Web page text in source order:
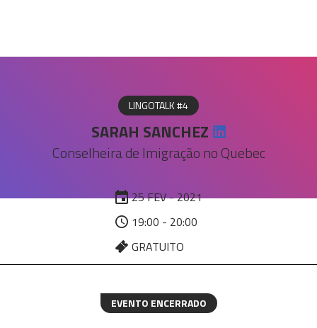
LINGOTALK #4
SARAH SANCHEZ
Conselheira de Imigração no Quebec
25 FEV - 2021
19:00 - 20:00
GRATUITO
EVENTO ENCERRADO